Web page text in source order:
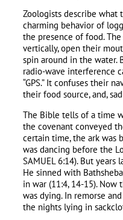
Zoologists describe what
charming behavior of
the presence of food.
vertically, open their
spin around in the water.
radio-wave interference
“GPS.” It confuses their
their food source, and,
The Bible tells of a time
the covenant conveyed
certain time, the ark was
was dancing before the
SAMUEL 6:14). But years
He sinned with
in war (11:4, 14-15).
was dying. In remorse
the nights lying in